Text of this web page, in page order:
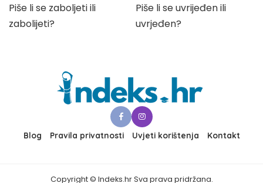
Piše li se zaboljeti ili
zabolijeti?
Piše li se uvrijeđen ili
uvrjeđen?
Blog Pravila privatnosti Uvjeti korištenja Kontakt
Copyright © Indeks.hr Sva prava pridržana.